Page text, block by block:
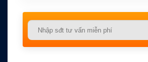
Tiêu chu
IMO A.694(17),
MSC.430(98); IEC 60945,
1162-1/-2, IEC 62288,